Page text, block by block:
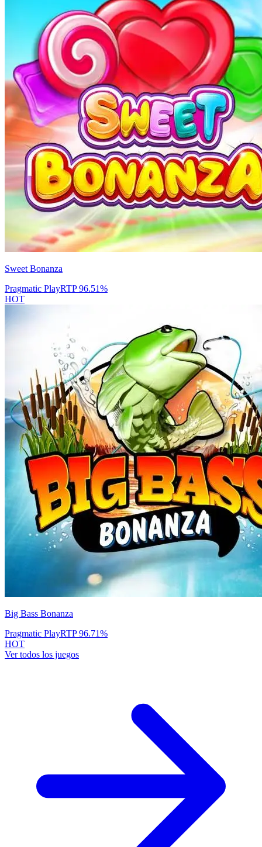
Sweet Bonanza
Pragmatic PlayRTP96.51%
HOT
Big Bass Bonanza
Pragmatic PlayRTP96.71%
HOT
Ver todos los juegos